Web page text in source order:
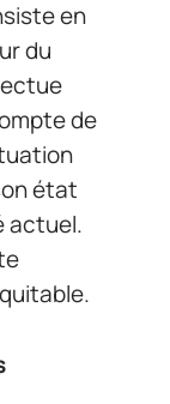
en
du
de
état
actuel.